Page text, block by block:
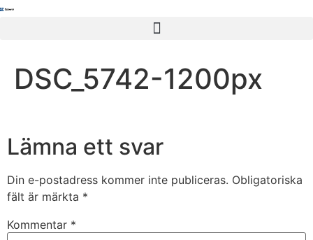
DSC_5742-1200px
Lämna ett svar
Din e-postadress kommer inte publiceras. Obligatoriska
fält är märkta *
Kommentar *